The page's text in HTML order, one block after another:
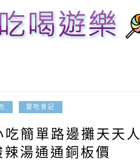
愛吃食記
簡單路邊攤天天
湯通通銅板價